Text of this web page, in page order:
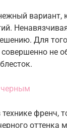
вариант,
Для
не
френч,
оттенка